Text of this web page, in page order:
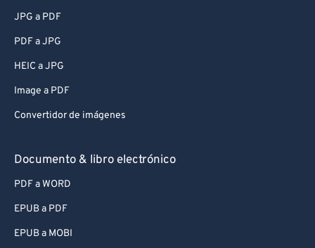
JPG a PDF
PDF a JPG
HEIC a JPG
Image a PDF
Convertidor de imágenes
Documento & libro electrónico
PDF a WORD
EPUB a PDF
EPUB a MOBI